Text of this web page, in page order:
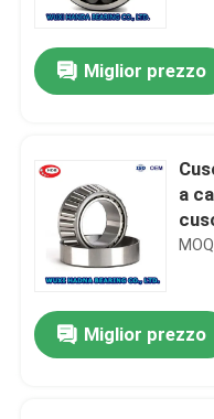
Miglior prezzo
a
Miglior prezzo